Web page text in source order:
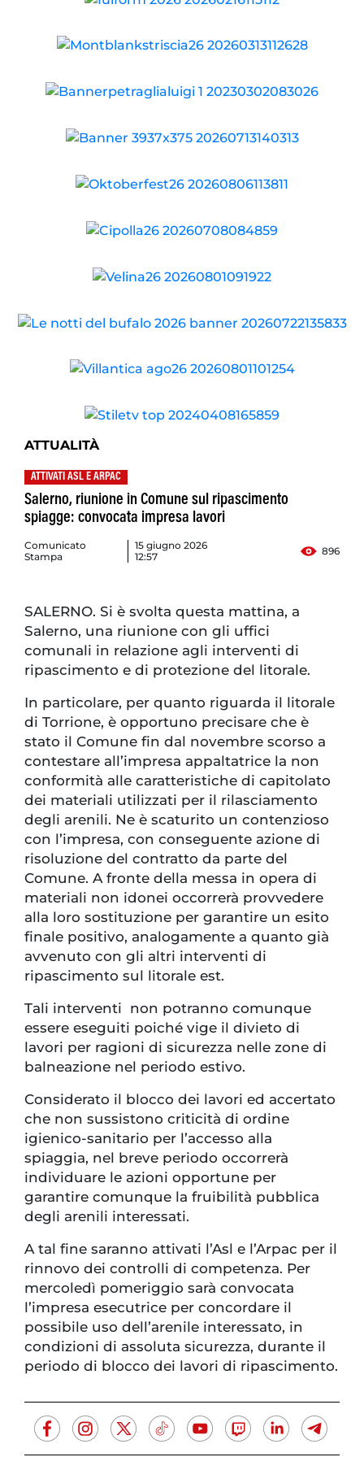
ATTUALITÀ
ATTIVATI ASL E ARPAC
Salerno, riunione in Comune sul ripascimento
spiagge: convocata impresa lavori
Comunicato
Stampa
15 giugno 2026
12:57
896
SALERNO. Si è svolta questa mattina, a
Salerno, una riunione con gli uffici
comunali in relazione agli interventi di
ripascimento e di protezione del litorale.
In particolare, per quanto riguarda il litorale
di Torrione, è opportuno precisare che è
stato il Comune fin dal novembre scorso a
contestare all’impresa appaltatrice la non
conformità alle caratteristiche di capitolato
dei materiali utilizzati per il rilasciamento
degli arenili. Ne è scaturito un contenzioso
con l’impresa, con conseguente azione di
risoluzione del contratto da parte del
Comune. A fronte della messa in opera di
materiali non idonei occorrerà provvedere
alla loro sostituzione per garantire un esito
finale positivo, analogamente a quanto già
avvenuto con gli altri interventi di
ripascimento sul litorale est.
Tali interventi non potranno comunque
essere eseguiti poiché vige il divieto di
lavori per ragioni di sicurezza nelle zone di
balneazione nel periodo estivo.
Considerato il blocco dei lavori ed accertato
che non sussistono criticità di ordine
igienico-sanitario per l’accesso alla
spiaggia, nel breve periodo occorrerà
individuare le azioni opportune per
garantire comunque la fruibilità pubblica
degli arenili interessati.
A tal fine saranno attivati l’Asl e l’Arpac per il
rinnovo dei controlli di competenza. Per
mercoledì pomeriggio sarà convocata
l’impresa esecutrice per concordare il
possibile uso dell’arenile interessato, in
condizioni di assoluta sicurezza, durante il
periodo di blocco dei lavori di ripascimento.